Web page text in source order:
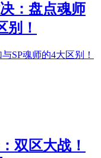
：盘点魂师
别！
SP魂师的4大区别！
双区大战！